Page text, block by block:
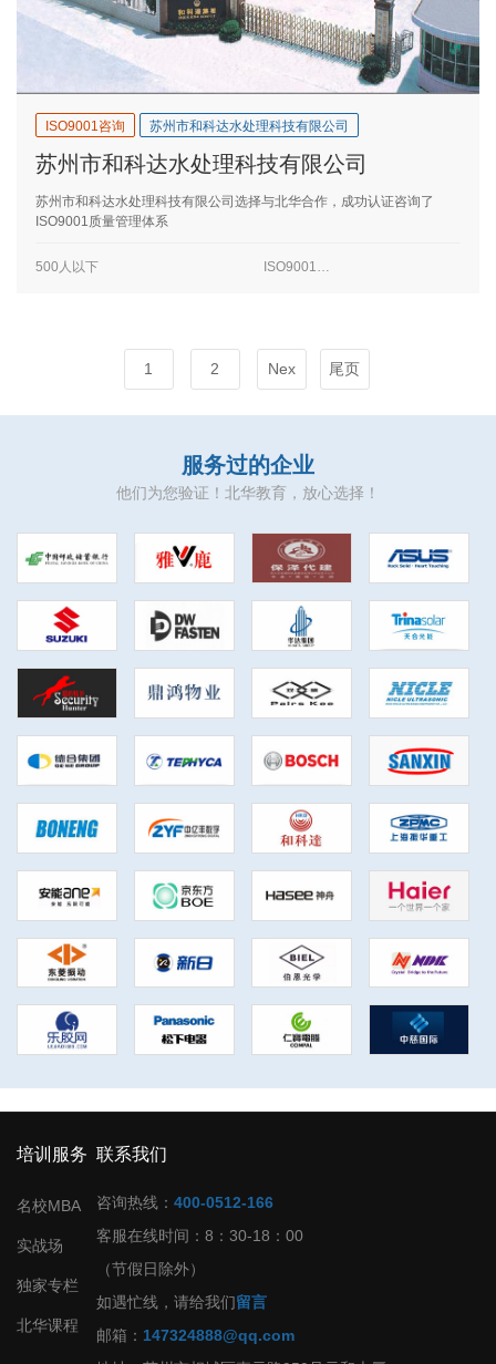
ISO9001咨询 苏州市和科达水处理科技有限公司
苏州市和科达水处理科技有限公司
苏州市和科达水处理科技有限公司选择与北华合作，成功认证咨询了
ISO9001质量管理体系
500人以下 ISO9001咨询
1 2 Nex 尾页
服务过的企业
他们为您验证！北华教育，放心选择！
培训服务
名校MBA
实战场
独家专栏
北华课程
联系我们
咨询热线：400-0512-166
客服在线时间：8：30-18：00
（节假日除外）
如遇忙线，请给我们留言
邮箱： 147324888@qq.com